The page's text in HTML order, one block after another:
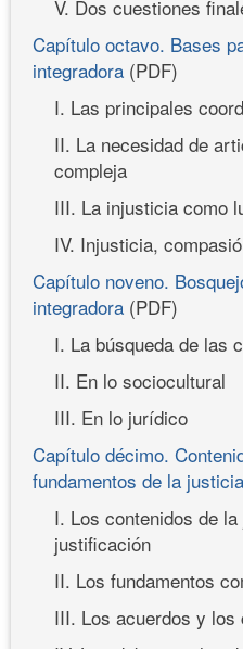
V. Dos cuestiones
Capítulo octavo. Bases
integradora (PDF)
I. Las principales
II. La necesidad de
compleja
III. La injusticia como
IV. Injusticia,
Capítulo noveno.
integradora (PDF)
I. La búsqueda de las
II. En lo sociocultural
III. En lo jurídico
Capítulo décimo.
fundamentos de la justicia
I. Los contenidos de
justificación
II. Los fundamentos
III. Los acuerdos y los